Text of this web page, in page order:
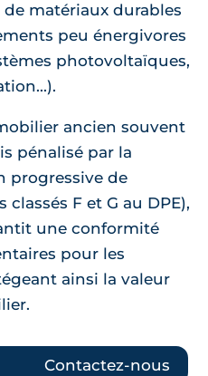
matériaux durables
peu énergivores
photovoltaïques,
ancien souvent
pénalisé par la
progressive de
F et G au DPE),
une conformité
pour les
ainsi la valeur
Contactez-nous